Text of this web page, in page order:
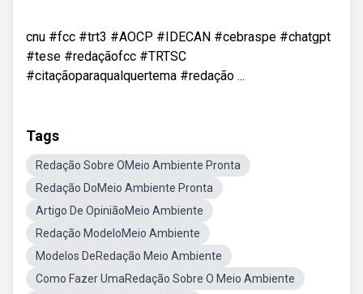
cnu #fcc #trt3 #AOCP #IDECAN #cebraspe #chatgpt
#tese #redaçãofcc #TRTSC
#citaçãoparaqualquertema #redação ...
Tags
Redação Sobre OMeio Ambiente Pronta
Redação DoMeio Ambiente Pronta
Artigo De OpiniãoMeio Ambiente
Redação ModeloMeio Ambiente
Modelos DeRedação Meio Ambiente
Como Fazer UmaRedação Sobre O Meio Ambiente